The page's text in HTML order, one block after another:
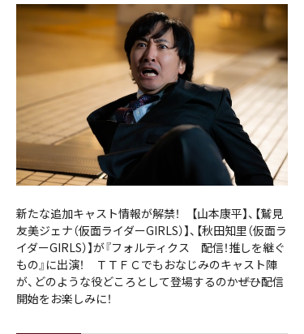
新たな追加キャスト情報が解禁！ 【山本康平】、【鷲見
友美ジェナ（仮面ライダーGIRLS）】、【秋田知里（仮面ラ
イダーGIRLS）】が『フォルティクス 配信！推しを継ぐ
もの』に出演！ ＴＴＦＣでもおなじみのキャスト陣
が、どのような役どころとして登場するのか――ぜひ配信
開始をお楽しみに！